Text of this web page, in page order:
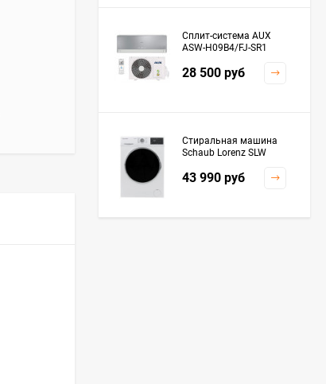
Сплит-система AUX
ASW-H09B4/FJ-SR1
28 500 руб
Стиральная машина
Schaub Lorenz SLW
43 990 руб